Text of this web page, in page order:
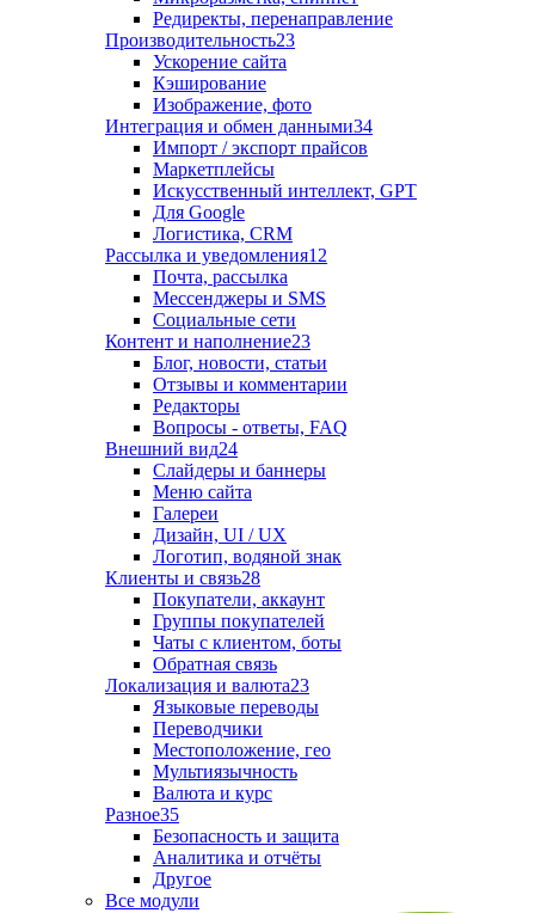
Редиректы, перенаправление
Производительность23
Ускорение сайта
Кэширование
Изображение, фото
Интеграция и обмен данными34
Импорт / экспорт прайсов
Маркетплейсы
Искусственный интеллект, GPT
Для Google
Логистика, CRM
Рассылка и уведомления12
Почта, рассылка
Мессенджеры и SMS
Социальные сети
Контент и наполнение23
Блог, новости, статьи
Отзывы и комментарии
Редакторы
Вопросы - ответы, FAQ
Внешний вид24
Слайдеры и баннеры
Меню сайта
Галереи
Дизайн, UI / UX
Логотип, водяной знак
Клиенты и связь28
Покупатели, аккаунт
Группы покупателей
Чаты с клиентом, боты
Обратная связь
Локализация и валюта23
Языковые переводы
Переводчики
Местоположение, гео
Мультиязычность
Валюта и курс
Разное35
Безопасность и защита
Аналитика и отчёты
Другое
Все модули